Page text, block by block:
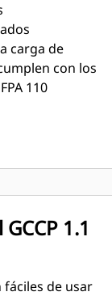
carga de
con los
110
1.1
de usar